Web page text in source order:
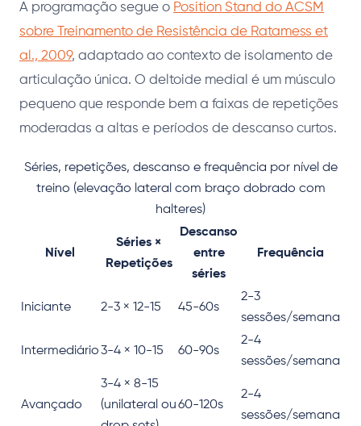
A programação segue o Position Stand do ACSM
sobre Treinamento de Resistência de Ratamess et
al., 2009, adaptado ao contexto de isolamento de
articulação única. O deltoide medial é um músculo
pequeno que responde bem a faixas de repetições
moderadas a altas e períodos de descanso curtos.
Séries, repetições, descanso e frequência por nível de
treino (elevação lateral com braço dobrado com
halteres)
Nível
Séries ×
Repetições
Descanso
entre
séries
Frequência
Iniciante 2-3 × 12-15 45-60s
2-3
sessões/semana
Intermediário3-4 × 10-15 60-90s
2-4
sessões/semana
Avançado
3-4 × 8-15
(unilateral ou60-120s
2-4
sessões/semana